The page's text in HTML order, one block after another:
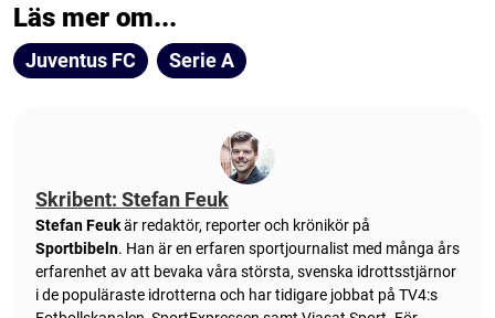
Läs mer om...
Juventus FC Serie A
Skribent: Stefan Feuk
Stefan Feukär redaktör, reporter och krönikör på
Sportbibeln. Han är en erfaren sportjournalist med många års
erfarenhet av att bevaka våra största, svenska idrottsstjärnor
i de populäraste idrotterna och har tidigare jobbat på TV4:s